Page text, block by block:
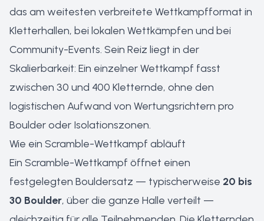
das am weitesten verbreitete Wettkampfformat in
Kletterhallen, bei lokalen Wettkämpfen und bei
Community-Events. Sein Reiz liegt in der
Skalierbarkeit: Ein einzelner Wettkampf fasst
zwischen 30 und 400 Kletternde, ohne den
logistischen Aufwand von Wertungsrichtern pro
Boulder oder Isolationszonen.
Wie ein Scramble-Wettkampf abläuft
Ein Scramble-Wettkampf öffnet einen
festgelegten Bouldersatz — typischerweise 20 bis
30 Boulder, über die ganze Halle verteilt —